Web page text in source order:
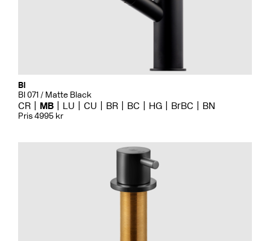
Bi
BI 071 / Matte Black
CR MB LU CU BR BC HG BrBC BN
Pris 4995 kr